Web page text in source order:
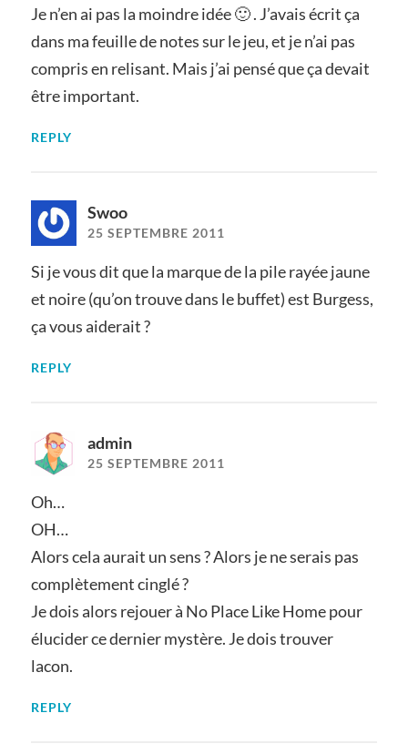
Je n’en ai pas la moindre idée 🙂 . J’avais écrit ça
dans ma feuille de notes sur le jeu, et je n’ai pas
compris en relisant. Mais j’ai pensé que ça devait
être important.
REPLY
Swoo
25 SEPTEMBRE 2011
Si je vous dit que la marque de la pile rayée jaune
et noire (qu’on trouve dans le buffet) est Burgess,
ça vous aiderait ?
REPLY
admin
25 SEPTEMBRE 2011
Oh…
OH…
Alors cela aurait un sens ? Alors je ne serais pas
complètement cinglé ?
Je dois alors rejouer à No Place Like Home pour
élucider ce dernier mystère. Je dois trouver
lacon.
REPLY